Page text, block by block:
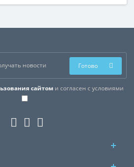
сайтоми согласен с условиями
Готово